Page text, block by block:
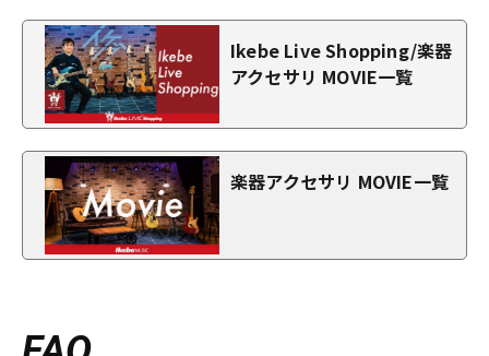
Ikebe Live Shopping/楽器
アクセサリ MOVIE一覧
楽器アクセサリ MOVIE一覧